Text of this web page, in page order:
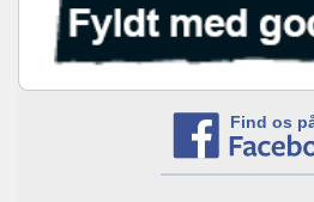
Find os